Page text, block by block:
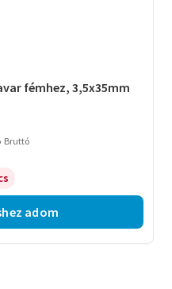
fémhez, 3,5x35mm
Bruttó
adom